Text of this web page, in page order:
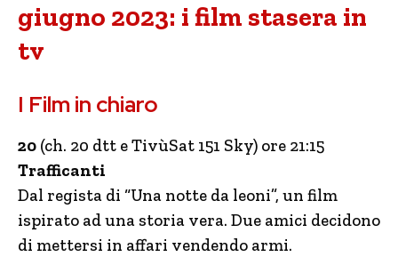
giugno 2023: i film stasera in
tv
I Film in chiaro
20 (ch. 20 dtt e TivùSat 151 Sky) ore 21:15
Trafficanti
Dal regista di “Una notte da leoni”, un film
ispirato ad una storia vera. Due amici decidono
di mettersi in affari vendendo armi.